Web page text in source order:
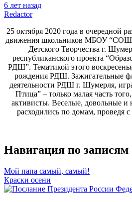
6 лет назад
Redactor
25 октября 2020 года в очередной
движения школьников МБОУ “СОШ
Детского Творчества г.
республиканского проекта
РДШ”. Тематикой этого
рождения РДШ. Зажигательные
деятельности РДШ г. Шумерля,
Птица” – только малая часть
активисты. Веселые, довольные и
расходились по домам, проведя
Навигация по записям
Мой папа самый, самый!
Краски осени